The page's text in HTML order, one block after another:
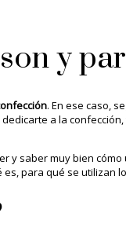
y
. En ese caso,
a la
y saber muy bien
es, para qué se utilizan